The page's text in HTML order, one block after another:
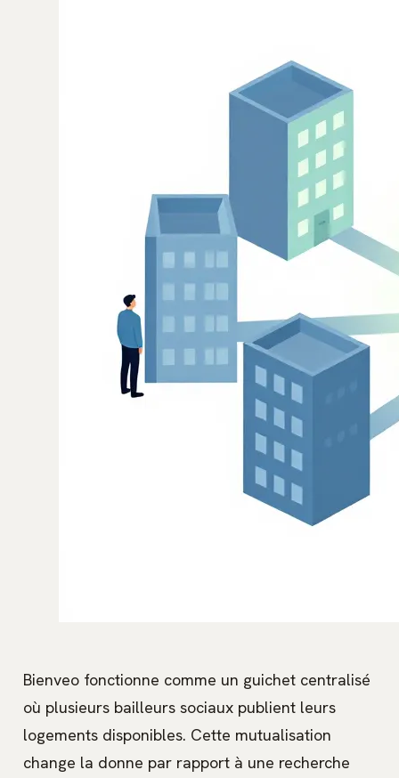
Bienveo fonctionne comme un guichet centralisé
où plusieurs bailleurs sociaux publient leurs
logements disponibles. Cette mutualisation
change la donne par rapport à une recherche